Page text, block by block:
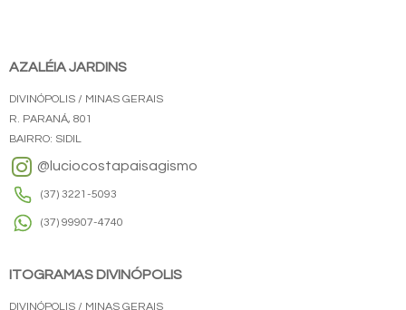
AZALÉIA JARDINS
DIVINÓPOLIS / MINAS GERAIS
R. PARANÁ, 801
BAIRRO: SIDIL
@luciocostapaisagismo
(37) 3221-5093
(37) 99907-4740
ITOGRAMAS DIVINÓPOLIS
DIVINÓPOLIS / MINAS GERAIS